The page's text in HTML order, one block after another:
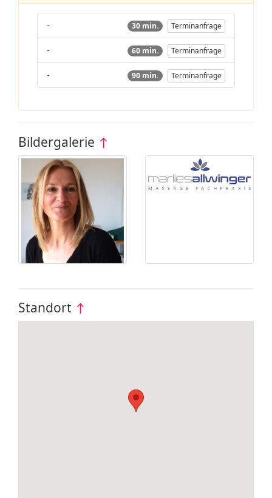
30 min. Terminanfrage
-
60 min. Terminanfrage
-
90 min. Terminanfrage
-
Bildergalerie ↑
Standort ↑